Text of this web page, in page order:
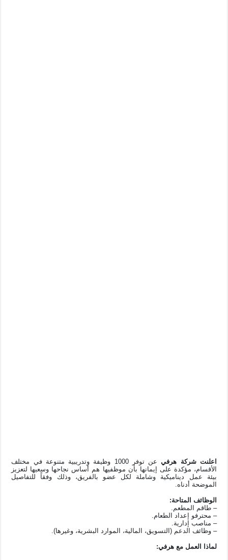
اعلنت شركة هرفي
عن توفر 1000 وظيفة وتدريبية متنوعة في مختلف
الأقسام، مؤكدة على إيمانها بأن موظفيها هم أساس نجاحها وسعيها لتعزيز
بيئة عمل ديناميكية وشاملة لكل عضو بالفريق، وذلك وفقاً للتفاصيل
الموضحة أدناه.
الوظائف المتاحة:
– طاقم المطعم.
– محترفو إعداد الطعام.
– مناصب إدارية.
– وظائف الدعم (التسويق، المالية، الموارد البشرية، وغيرها).
لماذا العمل مع هرفي: